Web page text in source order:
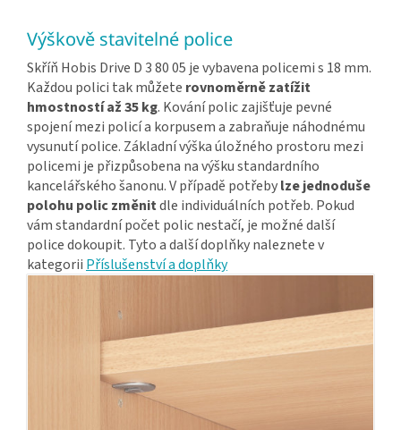
Výškově stavitelné police
Skříň Hobis Drive D 3 80 05 je vybavena policemi s 18 mm.
Každou polici tak můžete rovnoměrně zatížit
hmostností až 35 kg. Kování polic zajišťuje pevné
spojení mezi policí a korpusem a zabraňuje náhodnému
vysunutí police. Základní výška úložného prostoru mezi
policemi je přizpůsobena na výšku standardního
kancelářského šanonu. V případě potřebylze jednoduše
polohu polic změnitdle individuálních potřeb. Pokud
vám standardní počet polic nestačí, je možné další
police dokoupit. Tyto a další doplňky naleznete v
kategorii Příslušenství a doplňky